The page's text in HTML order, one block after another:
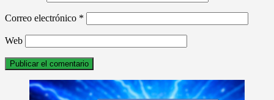
Correo electrónico *
Web